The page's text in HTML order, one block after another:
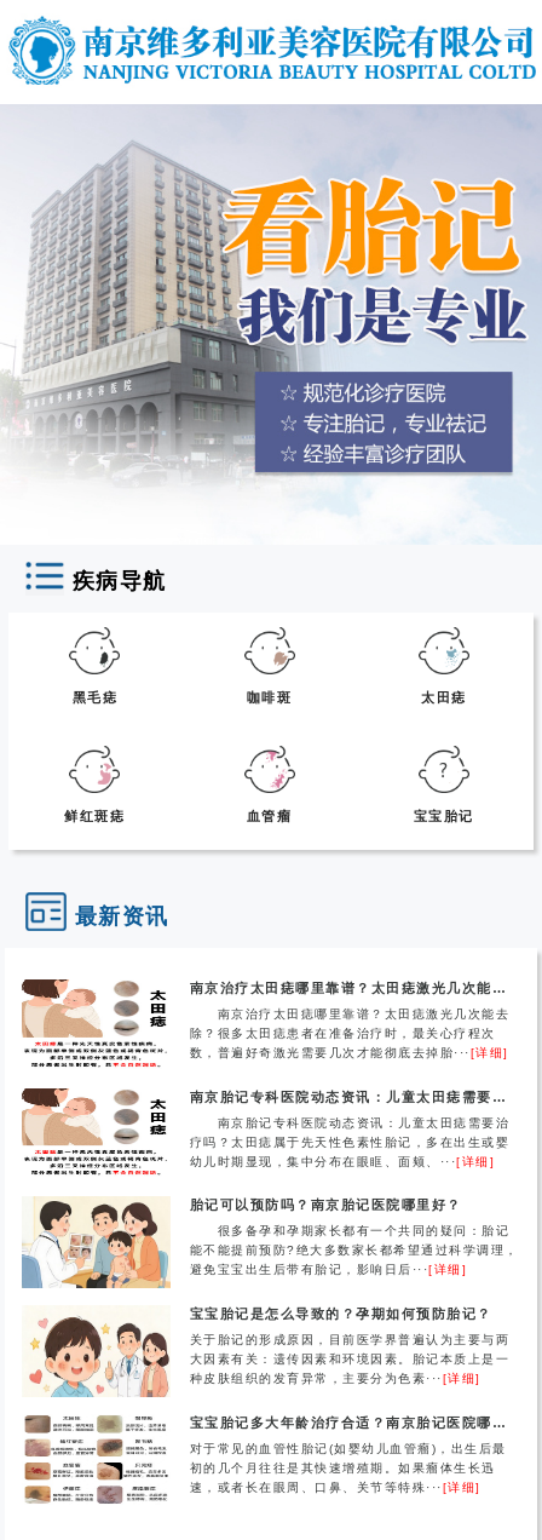
疾病导航
黑毛痣 咖啡斑 太田痣
鲜红斑痣 血管瘤 宝宝胎记
最新资讯
南京治疗太田痣哪里靠谱？太田痣激光几次能去除？
南京治疗太田痣哪里靠谱？太田痣激光几次能去
除？很多太田痣患者在准备治疗时，最关心疗程次
数，普遍好奇激光需要几次才能彻底去掉胎···[详细]
南京胎记专科医院动态资讯：儿童太田痣需要治疗吗？
南京胎记专科医院动态资讯：儿童太田痣需要治
疗吗？太田痣属于先天性色素性胎记，多在出生或婴
幼儿时期显现，集中分布在眼眶、面颊、···[详细]
胎记可以预防吗？南京胎记医院哪里好？
很多备孕和孕期家长都有一个共同的疑问：胎记
能不能提前预防?绝大多数家长都希望通过科学调理，
避免宝宝出生后带有胎记，影响日后···[详细]
宝宝胎记是怎么导致的？孕期如何预防胎记？
关于胎记的形成原因，目前医学界普遍认为主要与两
大因素有关：遗传因素和环境因素。胎记本质上是一
种皮肤组织的发育异常，主要分为色素···[详细]
宝宝胎记多大年龄治疗合适？南京胎记医院哪家好？
对于常见的血管性胎记(如婴幼儿血管瘤)，出生后最
初的几个月往往是其快速增殖期。如果瘤体生长迅
速，或者长在眼周、口鼻、关节等特殊···[详细]